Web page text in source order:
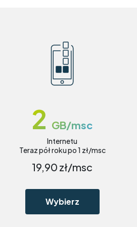
2 GB/msc
Internetu
Teraz pół roku po 1 zł/msc
19,90 zł/msc
Wybierz